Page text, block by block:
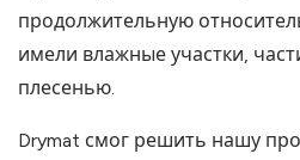
продолжительную
имели влажные участки,
плесенью.
Drymat смог решить нашу